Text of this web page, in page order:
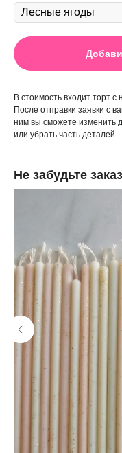
В стоимость входит торт
После отправки заявки с
ним вы сможете изменить
или убрать часть деталей.
Не забудьте